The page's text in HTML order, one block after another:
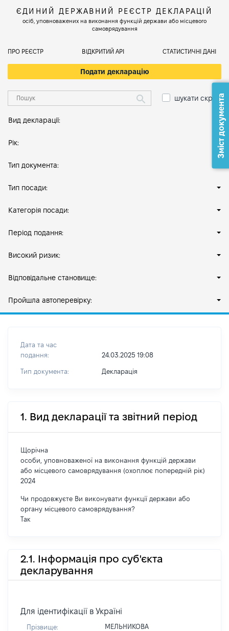
ЄДИНИЙ ДЕРЖАВНИЙ РЕЄСТР ДЕКЛАРАЦІЙ
осіб, уповноважених на виконання функцій держави або місцевого
самоврядування
ПРО РЕЄСТР ВІДКРИТИЙ АРІ СТАТИСТИЧНІ ДАНІ
Подати декларацію
шукати скрізь
Вид декларації:
Рік:
Тип документа:
Тип посади:
Категорія посади:
Період подання:
Високий ризик:
Відповідальне становище:
Пройшла автоперевірку:
Дата та час
подання:
24.03.2025 19:08
Тип документа: Декларація
1. Вид декларації та звітний період
Щорічна
особи, уповноваженої на виконання функцій держави
або місцевого самоврядування (охоплює попередній рік)
2024
Чи продовжуєте Ви виконувати функції держави або
органу місцевого самоврядування?
Так
2.1. Інформація про суб'єкта
декларування
Для ідентифікації в Україні
Прізвище: МЕЛЬНИКОВА
Зміст документа